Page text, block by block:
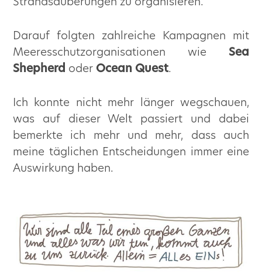
Darauf folgten zahlreiche Kampagnen mit
Meeresschutzorganisationen wie Sea
Shepherd oder Ocean Quest.
Ich konnte nicht mehr länger wegschauen,
was auf dieser Welt passiert und dabei
bemerkte ich mehr und mehr, dass auch
meine täglichen Entscheidungen immer eine
Auswirkung haben.